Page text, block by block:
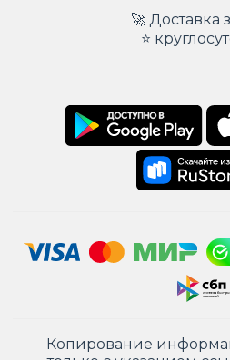
🚀 Доставка
⭐
Копирование